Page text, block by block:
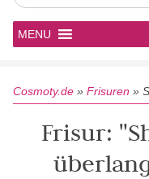
MENU
Cosmoty.de » Frisuren »
Frisur: